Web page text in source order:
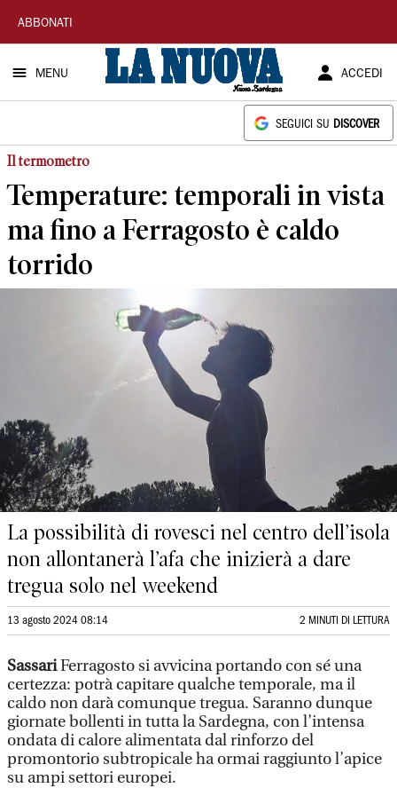
La
Nuova
Sardegna
ABBONATI
MENU ACCEDI
SEGUICI SU DISCOVER
Il termometro
Temperature: temporali in vista
ma fino a Ferragosto è caldo
torrido
La possibilità di rovesci nel centro dell’isola
non allontanerà l’afa che inizierà a dare
tregua solo nel weekend
13 agosto 2024 08:14 2 MINUTI DI LETTURA
SassariFerragosto si avvicina portando con sé una
certezza: potrà capitare qualche temporale, ma il
caldo non darà comunque tregua. Saranno dunque
giornate bollenti in tutta la Sardegna, con l’intensa
ondata di calore alimentata dal rinforzo del
promontorio subtropicale ha ormai raggiunto l’apice
su ampi settori europei.